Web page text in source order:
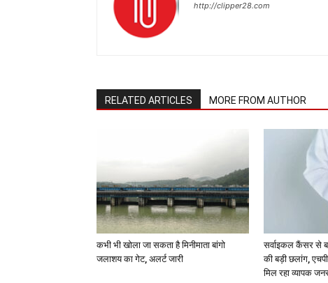
http://clipper28.com
RELATED ARTICLES MORE FROM AUTHOR
कभी भी खोला जा सकता है मिनीमाता बांगो
जलाशय का गेट, अलर्ट जारी
सर्वाइकल कैंसर से
की बड़ी छलांग,
मिल रहा व्यापक